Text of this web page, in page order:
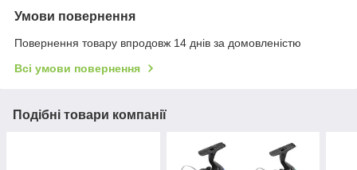
Умови повернення
Повернення товару впродовж 14 днів за домовленістю
Всі умови повернення
Подібні товари компанії